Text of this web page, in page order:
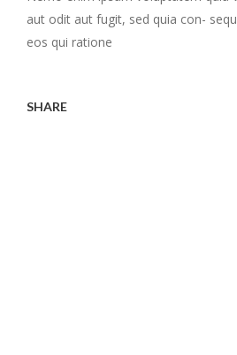
aut odit aut fugit, sed quia con-
eos qui ratione
SHARE